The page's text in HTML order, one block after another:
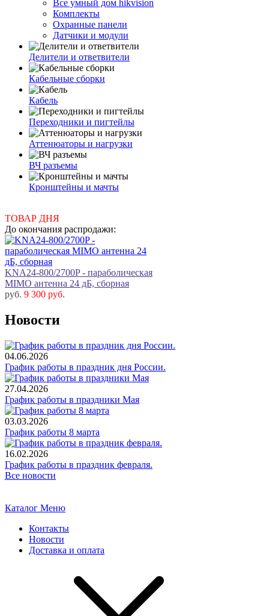
Все умный дом hikvision
Комплекты
Охранные панели
Датчики и модули
Делители и ответвители
Кабельные сборки
Кабель
Переходники и пигтейлы
Аттенюаторы и нагрузки
ВЧ разъемы
Кронштейны и мачты
ТОВАР ДНЯ
До окончания распродажи:
KNA24-800/2700P - параболическая
MIMO антенна 24 дБ, сборная
руб. 9 300 руб.
Новости
04.06.2026
График работы в праздник дня России.
27.04.2026
График работы в праздники Мая
03.03.2026
График работы 8 марта
16.02.2026
График работы в праздник февраля.
Все новости
Каталог Меню
Контакты
Новости
Доставка и оплата